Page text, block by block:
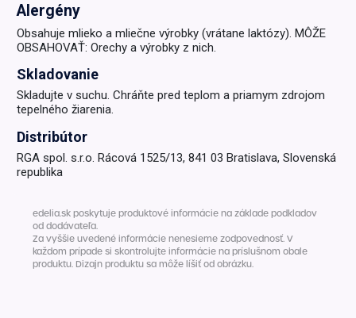
Alergény
Obsahuje mlieko a mliečne výrobky (vrátane laktózy). MÔŽE
OBSAHOVAŤ: Orechy a výrobky z nich.
Skladovanie
Skladujte v suchu. Chráňte pred teplom a priamym zdrojom
tepelného žiarenia.
Distribútor
RGA spol. s.r.o. Rácová 1525/13, 841 03 Bratislava, Slovenská
republika
edelia.sk poskytuje produktové informácie na základe podkladov
od dodávateľa.
Za vyššie uvedené informácie nenesieme zodpovednosť. V
každom prípade si skontrolujte informácie na príslušnom obale
produktu. Dizajn produktu sa môže líšiť od obrázku.